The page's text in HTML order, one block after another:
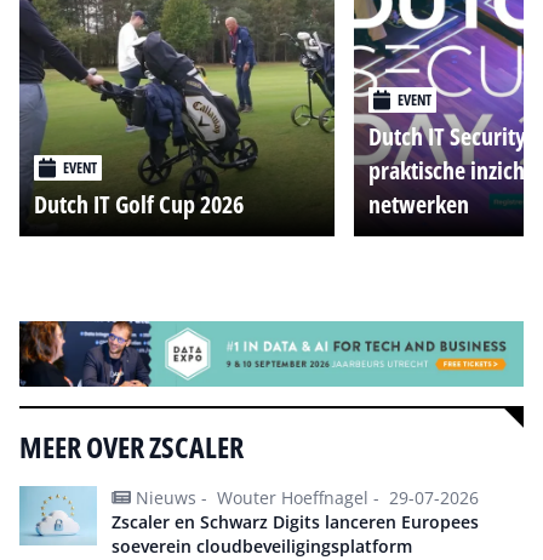
EVENT
Dutch IT Golf Cup 2026
EVENT
Dutch IT Security
praktische
netwerken
MEER OVER ZSCALER
Nieuws - Wouter Hoeffnagel - 29-07-2026
Zscaler en Schwarz Digits lanceren Europees
soeverein cloudbeveiligingsplatform